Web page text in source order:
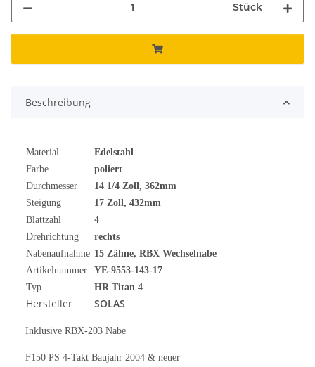
Stück
Beschreibung
Material
Edelstahl
Farbe
poliert
Durchmesser
14 1/4 Zoll, 362mm
Steigung
17 Zoll, 432mm
Blattzahl
4
Drehrichtung
rechts
Nabenaufnahme 15 Zähne, RBX Wechselnabe
Artikelnummer
YE-9553-143-17
Typ
HR Titan 4
Hersteller SOLAS
Inklusive RBX-203 Nabe
F150 PS 4-Takt Baujahr 2004 & neuer